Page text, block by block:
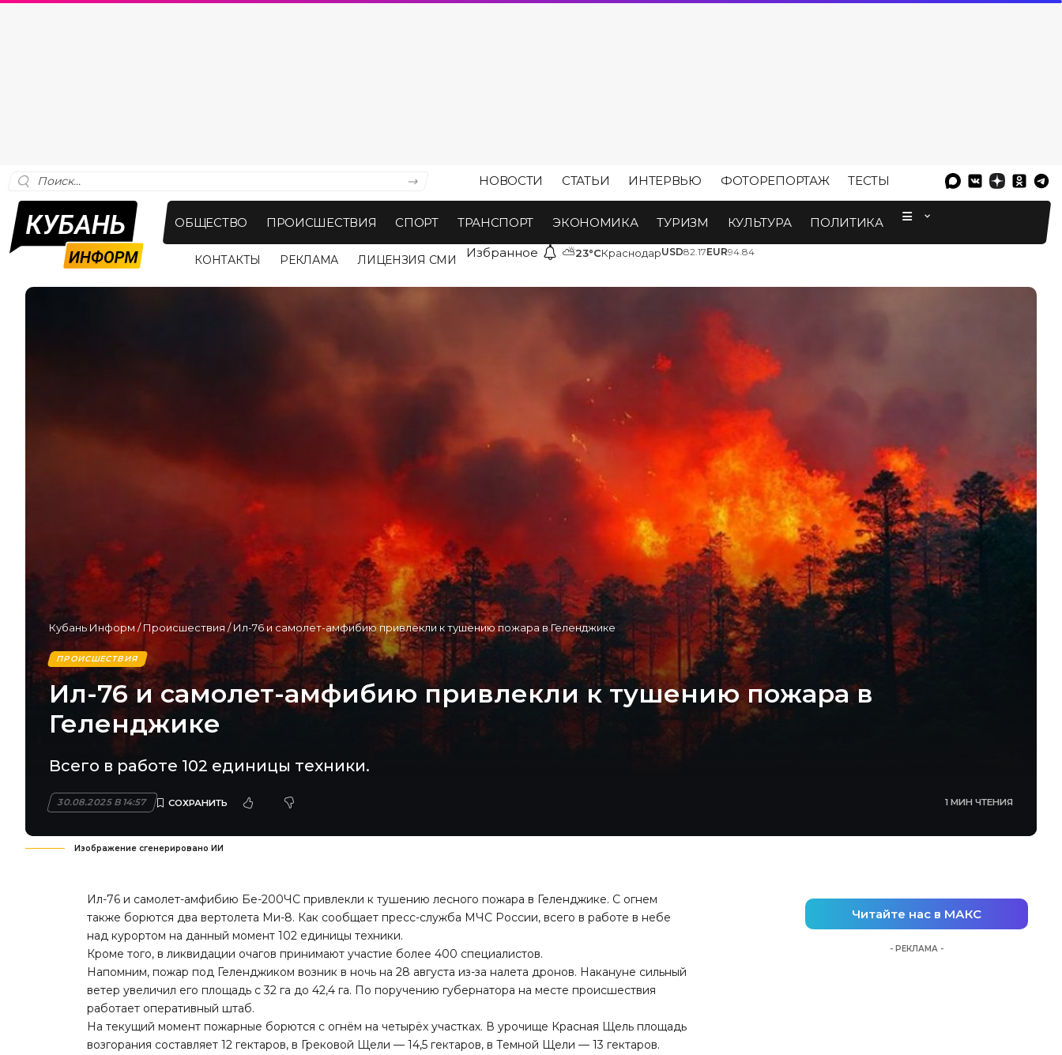
НОВОСТИ СТАТЬИ ИНТЕРВЬЮ ФОТОРЕПОРТАЖ ТЕСТЫ
ОБЩЕСТВО ПРОИСШЕСТВИЯ СПОРТ ТРАНСПОРТ ЭКОНОМИКА ТУРИЗМ КУЛЬТУРА ПОЛИТИКА
КОНТАКТЫ РЕКЛАМА ЛИЦЕНЗИЯ СМИ Избранное ⛅23°CКраснодарUSD82.17EUR94.84
Кубань Информ /Происшествия /Ил-76 и самолет-амфибию привлекли к тушению пожара в Геленджике
ПРОИСШЕСТВИЯ
Ил-76 и самолет-амфибию привлекли к тушению пожара в
Геленджике
Всего в работе 102 единицы техники.
30.08.2025 В 14:57 1 МИН ЧТЕНИЯ
Изображение сгенерировано ИИ
Ил-76 и самолет-амфибию Бе-200ЧС привлекли к тушению лесного пожара в Геленджике. С огнем
также борются два вертолета Ми-8. Как сообщает пресс-служба МЧС России, всего в работе в небе
над курортом на данный момент 102 единицы техники.
Кроме того, в ликвидации очагов принимают участие более 400 специалистов.
Напомним, пожар под Геленджиком возник в ночь на 28 августа из-за налета дронов. Накануне сильный
ветер увеличил его площадь с 32 га до 42,4 га. По поручению губернатора на месте происшествия
работает оперативный штаб.
На текущий момент пожарные борются с огнём на четырёх участках. В урочище Красная Щель площадь
возгорания составляет 12 гектаров, в Грековой Щели — 14,5 гектаров, в Темной Щели — 13 гектаров.
Читайте нас в МАКС
- РЕКЛАМА -